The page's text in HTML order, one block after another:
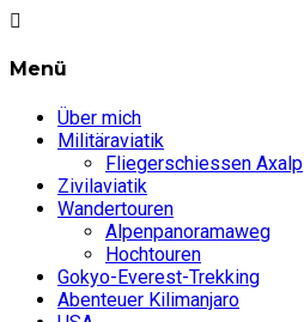
Menü
Über mich
Militäraviatik
Fliegerschiessen Axalp
Zivilaviatik
Wandertouren
Alpenpanoramaweg
Hochtouren
Gokyo-Everest-Trekking
Abenteuer Kilimanjaro